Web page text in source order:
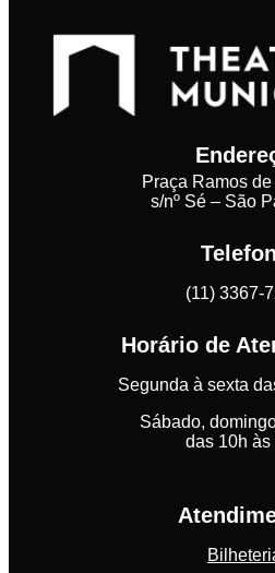
Praça Ramos
s/nº Sé – São
(11) 3367-
Horário de
Segunda à sexta
Sábado,
das 10h às